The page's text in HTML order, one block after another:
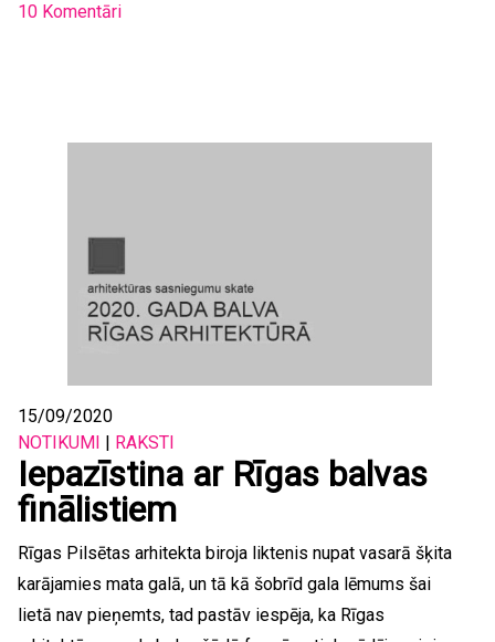
10 Komentāri
15/09/2020
NOTIKUMI | RAKSTI
Iepazīstina ar Rīgas balvas
finālistiem
Rīgas Pilsētas arhitekta biroja liktenis nupat vasarā šķita
karājamies mata galā, un tā kā šobrīd gala lēmums šai
lietā nav pieņemts, tad pastāv iespēja, ka Rīgas